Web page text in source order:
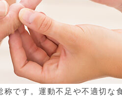
です。運動不足や不適切な